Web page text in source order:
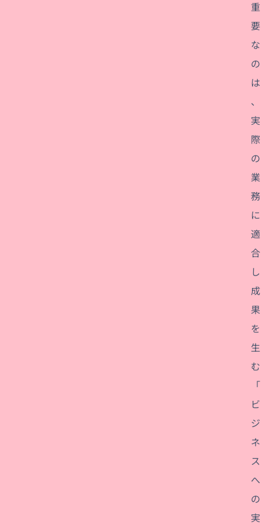
重
要
な
の
は
、
実
際
の
業
務
に
適
合
し
成
果
を
生
む
「
ビ
ジ
ネ
ス
へ
の
実